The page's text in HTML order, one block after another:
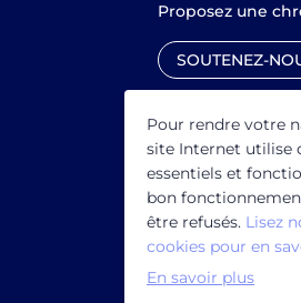
Proposez une
SOUTENEZ-
Pour rendre votre
site Internet utilise
essentiels et
bon
être refusés. Lisez
cookies pour en
En savoir plus